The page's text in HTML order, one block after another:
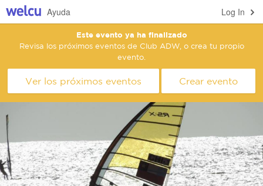
Log In
Ayuda
Este evento ya ha finalizado
Revisa los próximos eventos de Club ADW, o crea tu propio
evento.
Ver los próximos eventos Crear evento